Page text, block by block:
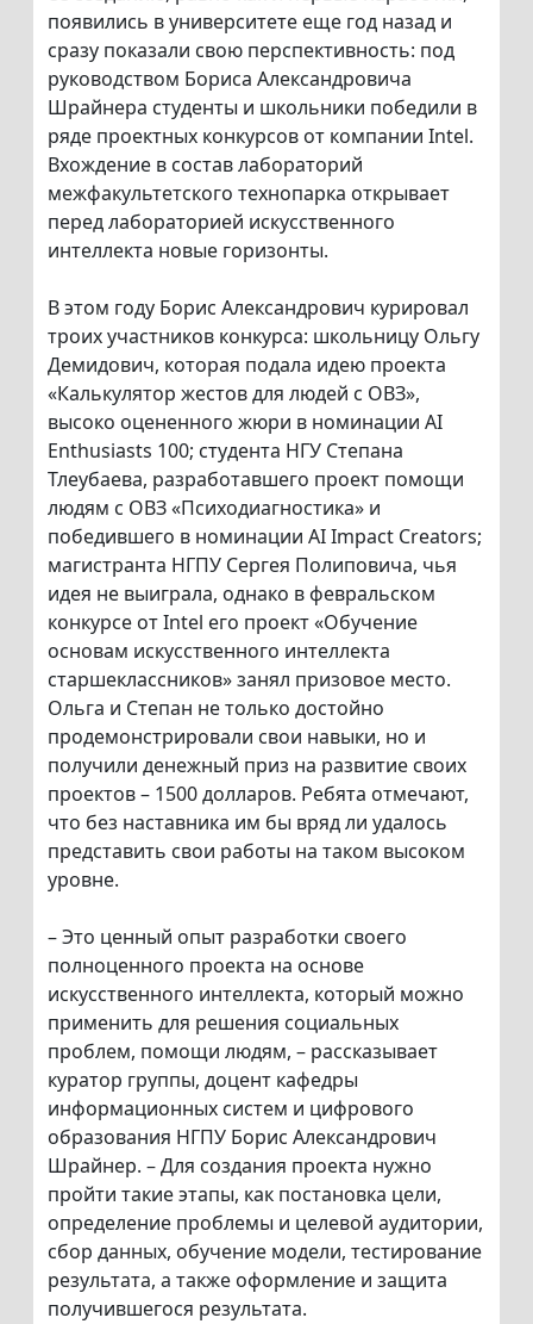
появились в университете еще год назад и
сразу показали свою перспективность: под
руководством Бориса Александровича
Шрайнера студенты и школьники победили в
ряде проектных конкурсов от компании Intel.
Вхождение в состав лабораторий
межфакультетского технопарка открывает
перед лабораторией искусственного
интеллекта новые горизонты.
В этом году Борис Александрович курировал
троих участников конкурса: школьницу Ольгу
Демидович, которая подала идею проекта
«Калькулятор жестов для людей с ОВЗ»,
высоко оцененного жюри в номинации AI
Enthusiasts 100; студента НГУ Степана
Тлеубаева, разработавшего проект помощи
людям c ОВЗ «Психодиагностика» и
победившего в номинации AI Impact Creators;
магистранта НГПУ Сергея Полиповича, чья
идея не выиграла, однако в февральском
конкурсе от Intel его проект «Обучение
основам искусственного интеллекта
старшеклассников» занял призовое место.
Ольга и Степан не только достойно
продемонстрировали свои навыки, но и
получили денежный приз на развитие своих
проектов – 1500 долларов. Ребята отмечают,
что без наставника им бы вряд ли удалось
представить свои работы на таком высоком
уровне.
– Это ценный опыт разработки своего
полноценного проекта на основе
искусственного интеллекта, который можно
применить для решения социальных
проблем, помощи людям, – рассказывает
куратор группы, доцент кафедры
информационных систем и цифрового
образования НГПУ Борис Александрович
Шрайнер. – Для создания проекта нужно
пройти такие этапы, как постановка цели,
определение проблемы и целевой аудитории,
сбор данных, обучение модели, тестирование
результата, а также оформление и защита
получившегося результата.